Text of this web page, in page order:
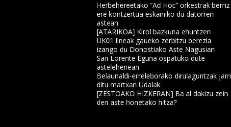
Herbehereetako “Ad Hoc” orkestrak berriz
ere kontzertua eskainiko du datorren
astean
[ATARIKOA] Kirol bazkuna ehuntzen
UK01 lineak gaueko zerbitzu berezia
izango du Donostiako Aste Nagusian
San Lorente Eguna ospatuko dute
astelehenean
Belaunaldi-erreleborako dirulaguntzak jarri
ditu martxan Udalak
[ZESTOAKO HIZKERAN] Ba al dakizu zein
den aste honetako hitza?